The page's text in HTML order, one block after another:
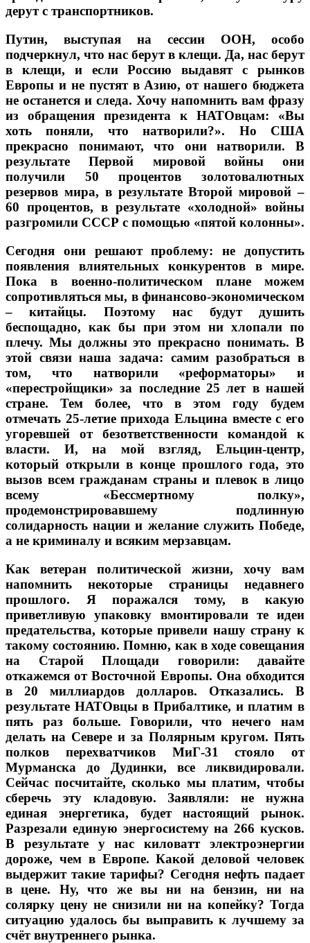
дерут с транспортников.
Путин, выступая на сессии ООН, особо
подчеркнул, что нас берут в клещи. Да, нас берут
в клещи, и если Россию выдавят с рынков
Европы и не пустят в Азию, от нашего бюджета
не останется и следа. Хочу напомнить вам фразу
из обращения президента к НАТОвцам: «Вы
хоть поняли, что натворили?». Но США
прекрасно понимают, что они натворили. В
результате Первой мировой войны они
получили 50 процентов золотовалютных
резервов мира, в результате Второй мировой –
60 процентов, в результате «холодной» войны
разгромили СССР с помощью «пятой колонны».
Сегодня они решают проблему: не допустить
появления влиятельных конкурентов в мире.
Пока в военно-политическом плане можем
сопротивляться мы, в финансово-экономическом
– китайцы. Поэтому нас будут душить
беспощадно, как бы при этом ни хлопали по
плечу. Мы должны это прекрасно понимать. В
этой связи наша задача: самим разобраться в
том, что натворили «реформаторы» и
«перестройщики» за последние 25 лет в нашей
стране. Тем более, что в этом году будем
отмечать 25-летие прихода Ельцина вместе с его
угоревшей от безответственности командой к
власти. И, на мой взгляд, Ельцин-центр,
который открыли в конце прошлого года, это
вызов всем гражданам страны и плевок в лицо
всему «Бессмертному полку»,
продемонстрировавшему подлинную
солидарность нации и желание служить Победе,
а не криминалу и всяким мерзавцам.
Как ветеран политической жизни, хочу вам
напомнить некоторые страницы недавнего
прошлого. Я поражался тому, в какую
приветливую упаковку вмонтировали те идеи
предательства, которые привели нашу страну к
такому состоянию. Помню, как в ходе совещания
на Старой Площади говорили: давайте
откажемся от Восточной Европы. Она обходится
в 20 миллиардов долларов. Отказались. В
результате НАТОвцы в Прибалтике, и платим в
пять раз больше. Говорили, что нечего нам
делать на Севере и за Полярным кругом. Пять
полков перехватчиков МиГ-31 стояло от
Мурманска до Дудинки, все ликвидировали.
Сейчас посчитайте, сколько мы платим, чтобы
сберечь эту кладовую. Заявляли: не нужна
единая энергетика, будет настоящий рынок.
Разрезали единую энергосистему на 266 кусков.
В результате у нас киловатт электроэнергии
дороже, чем в Европе. Какой деловой человек
выдержит такие тарифы? Сегодня нефть падает
в цене. Ну, что же вы ни на бензин, ни на
солярку цену не снизили ни на копейку? Тогда
ситуацию удалось бы выправить к лучшему за
счёт внутреннего рынка.